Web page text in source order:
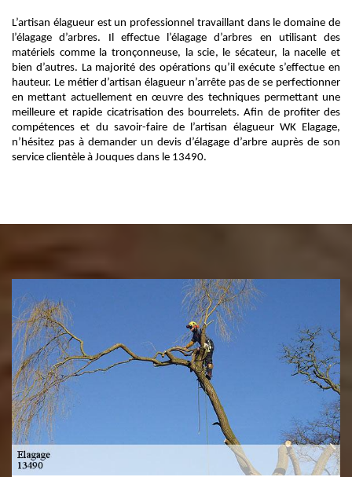
L’artisan élagueur est un professionnel travaillant dans le domaine de
l’élagage d’arbres. Il effectue l’élagage d’arbres en utilisant des
matériels comme la tronçonneuse, la scie, le sécateur, la nacelle et
bien d’autres. La majorité des opérations qu’il exécute s’effectue en
hauteur. Le métier d’artisan élagueur n’arrête pas de se perfectionner
en mettant actuellement en œuvre des techniques permettant une
meilleure et rapide cicatrisation des bourrelets. Afin de profiter des
compétences et du savoir-faire de l’artisan élagueur WK Elagage,
n’hésitez pas à demander un devis d’élagage d’arbre auprès de son
service clientèle à Jouques dans le 13490.